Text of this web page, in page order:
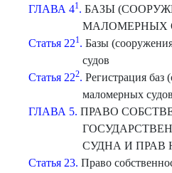
ГЛАВА 41. БАЗЫ
МАЛОМЕРНЫХ
Статья 221. Базы
судов
Статья 222. Регистрация баз
маломерных судов
ГЛАВА 5. ПРАВО
СУДНА И ПРАВ
Статья 23. Право